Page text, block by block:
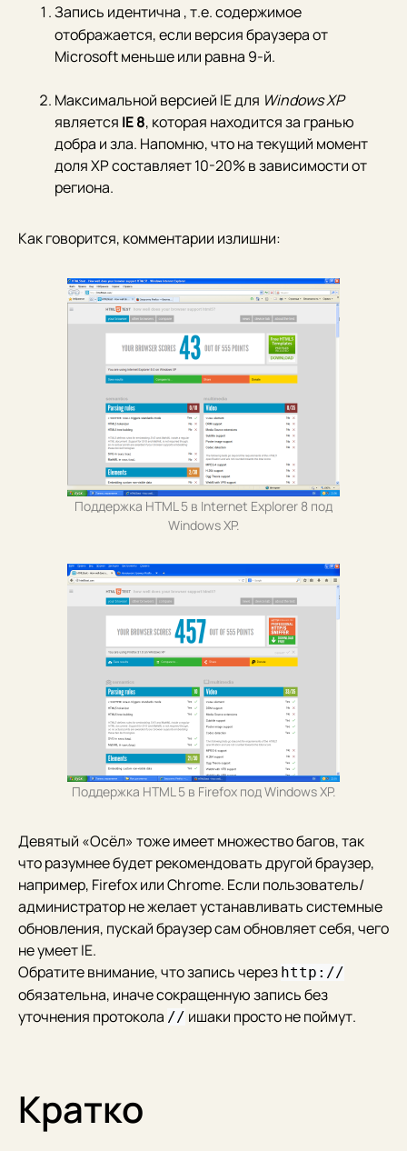
Запись идентична , т.е. содержимое
отображается, если версия браузера от
Microsoft меньше или равна 9-й.
Максимальной версией IE для Windows XP
является IE 8, которая находится за гранью
добра и зла. Напомню, что на текущий момент
доля XP составляет 10-20% в зависимости от
региона.
Как говорится, комментарии излишни:
Поддержка HTML 5 в Internet Explorer 8 под
Windows XP.
Поддержка HTML 5 в Firefox под Windows XP.
Девятый «Осёл» тоже имеет множество багов, так
что разумнее будет рекомендовать другой браузер,
например, Firefox или Chrome. Если пользователь/
администратор не желает устанавливать системные
обновления, пускай браузер сам обновляет себя, чего
не умеет IE.
Обратите внимание, что запись через http://
обязательна, иначе сокращенную запись без
уточнения протокола // ишаки просто не поймут.
Кратко